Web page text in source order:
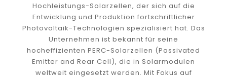
Hochleistungs-Solarzellen, der sich auf die
Entwicklung und Produktion fortschrittlicher
Photovoltaik-Technologien spezialisiert hat. Das
Unternehmen ist bekannt für seine
hocheffizienten PERC-Solarzellen (Passivated
Emitter and Rear Cell), die in Solarmodulen
weltweit eingesetzt werden. Mit Fokus auf